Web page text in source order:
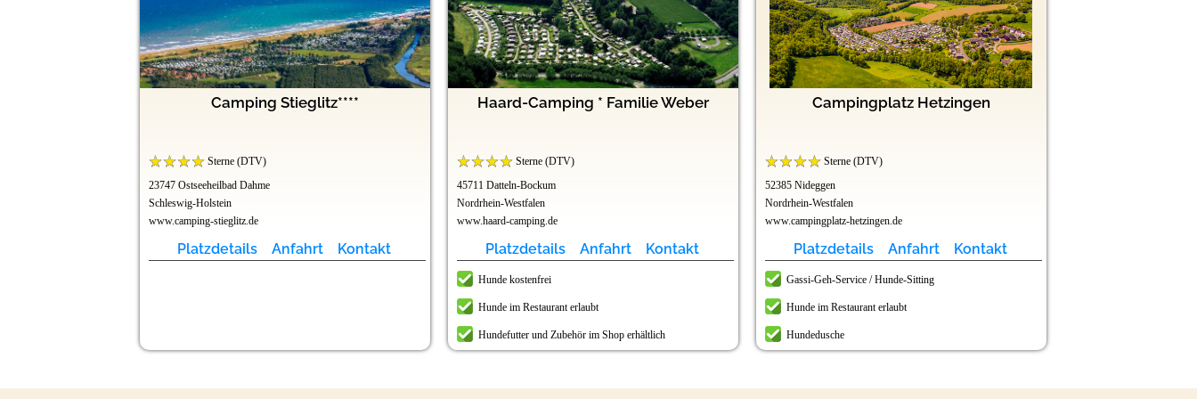
Camping Stieglitz****
Sterne (DTV)
23747 Ostseeheilbad Dahme
Schleswig-Holstein
www.camping-stieglitz.de
Platzdetails Anfahrt Kontakt
Haard-Camping * Familie Weber
Sterne (DTV)
45711 Datteln-Bockum
Nordrhein-Westfalen
www.haard-camping.de
Platzdetails Anfahrt Kontakt
Hunde kostenfrei
Hunde im Restaurant erlaubt
Hundefutter und Zubehör im Shop erhältlich
Campingplatz Hetzingen
Sterne (DTV)
52385 Nideggen
Nordrhein-Westfalen
www.campingplatz-hetzingen.de
Platzdetails Anfahrt Kontakt
Gassi-Geh-Service / Hunde-Sitting
Hunde im Restaurant erlaubt
Hundedusche